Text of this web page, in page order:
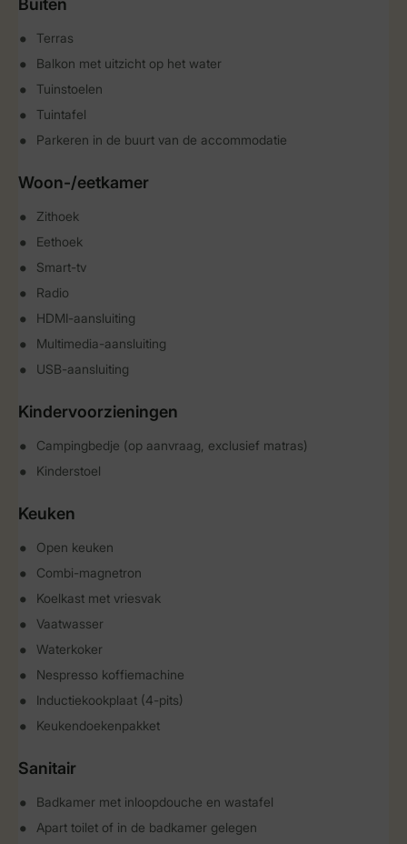
Buiten
Terras
Balkon met uitzicht op het water
Tuinstoelen
Tuintafel
Parkeren in de buurt van de accommodatie
Woon-/eetkamer
Zithoek
Eethoek
Smart-tv
Radio
HDMI-aansluiting
Multimedia-aansluiting
USB-aansluiting
Kindervoorzieningen
Campingbedje (op aanvraag, exclusief matras)
Kinderstoel
Keuken
Open keuken
Combi-magnetron
Koelkast met vriesvak
Vaatwasser
Waterkoker
Nespresso koffiemachine
Inductiekookplaat (4-pits)
Keukendoekenpakket
Sanitair
Badkamer met inloopdouche en wastafel
Apart toilet of in de badkamer gelegen